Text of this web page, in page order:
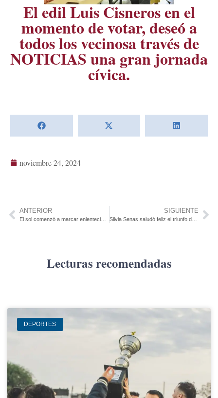
El edil Luis Cisneros en el
momento de votar, deseó a
todos los vecinosa través de
NOTICIAS una gran jornada
cívica.
noviembre 24, 2024
ANTERIOR SIGUIENTE
Silvia Senas saludó feliz el triunfo de la democracia por la jornada ejemplar que se vive en Juan Lacaze.
Lecturas recomendadas
DEPORTES